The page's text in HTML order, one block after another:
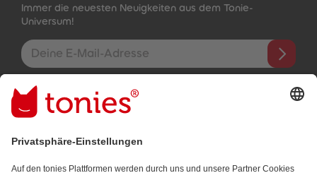
Immer die neuesten Neuigkeiten aus dem Tonie-
Universum!
E-Mail-Addresse
Mit dem Absenden abonnierst du unseren E-Mail-Newsletter, der
auf den von dir bereitgestellten Informationen (z.B. Account-
informationen) und den von dir zu Werbezwecken bereitgestellten
Datenschutzbestimmungen.